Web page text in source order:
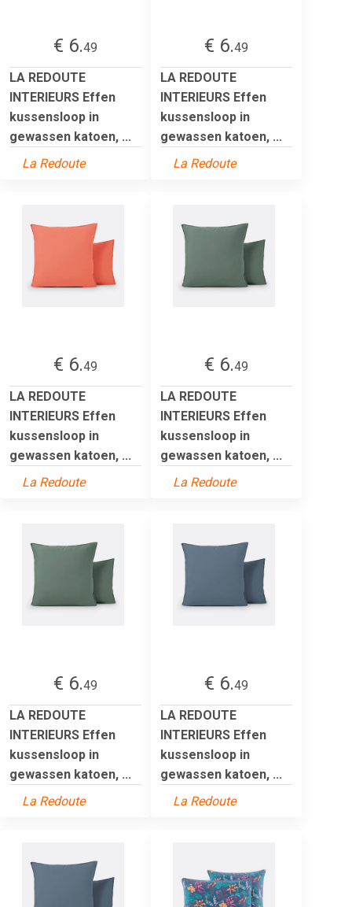
€ 6.49
LA REDOUTE
INTERIEURS Effen
kussensloop in
gewassen katoen, ...
La Redoute
€ 6.49
LA REDOUTE
INTERIEURS Effen
kussensloop in
gewassen katoen, ...
La Redoute
€ 6.49
LA REDOUTE
INTERIEURS Effen
kussensloop in
gewassen katoen, ...
La Redoute
€ 6.49
LA REDOUTE
INTERIEURS Effen
kussensloop in
gewassen katoen, ...
La Redoute
€ 6.49
LA REDOUTE
INTERIEURS Effen
kussensloop in
gewassen katoen, ...
La Redoute
€ 6.49
LA REDOUTE
INTERIEURS Effen
kussensloop in
gewassen katoen, ...
La Redoute